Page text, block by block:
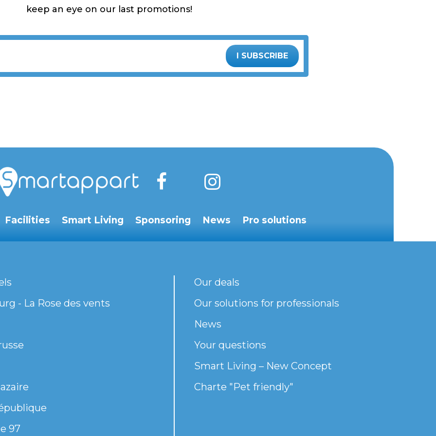
keep an eye on our last promotions!
I SUBSCRIBE
Facilities Smart Living Sponsoring News Pro solutions
- La Rose des vents
97
Our deals
Our solutions for professionals
News
Your questions
Smart Living – New Concept
Charte "Pet friendly"